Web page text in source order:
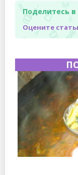
Поделитесь
Оцените